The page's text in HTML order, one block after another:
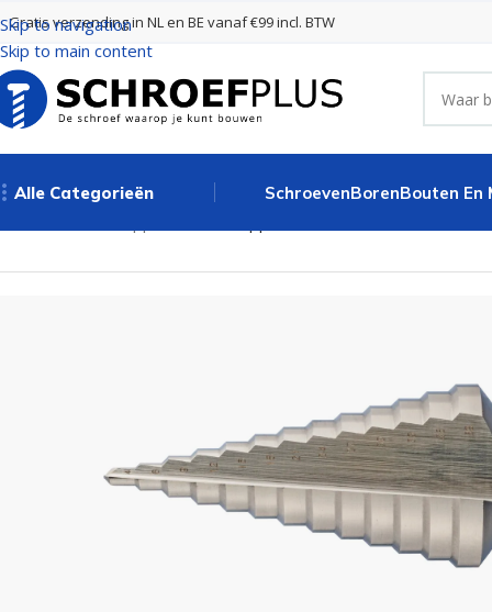
Skip to navigation
Skip to main content
Gratis verzending in NL en BE vanaf €99 incl. BTW
Alle Categorieën SchroevenBorenBouten En